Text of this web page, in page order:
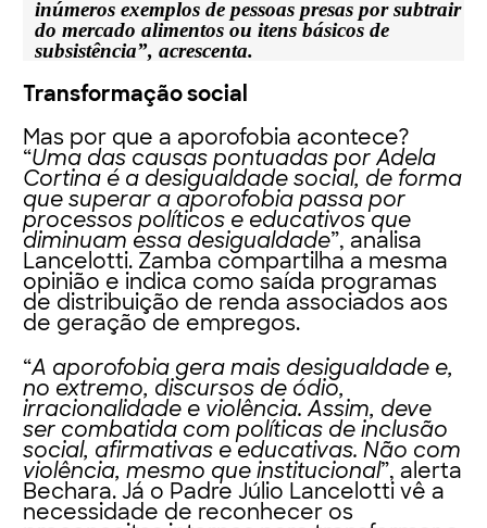
inúmeros exemplos de pessoas presas por subtrair
do mercado alimentos ou itens básicos de
subsistência”, acrescenta.
Transformação social
Mas por que a aporofobia acontece?
“Uma das causas pontuadas por Adela
Cortina é a desigualdade social, de forma
que superar a aporofobia passa por
processos políticos e educativos que
diminuam essa desigualdade”, analisa
Lancelotti. Zamba compartilha a mesma
opinião e indica como saída programas
de distribuição de renda associados aos
de geração de empregos.
“A aporofobia gera mais desigualdade e,
no extremo, discursos de ódio,
irracionalidade e violência. Assim, deve
ser combatida com políticas de inclusão
social, afirmativas e educativas. Não com
violência, mesmo que institucional”, alerta
Bechara. Já o Padre Júlio Lancelotti vê a
necessidade de reconhecer os